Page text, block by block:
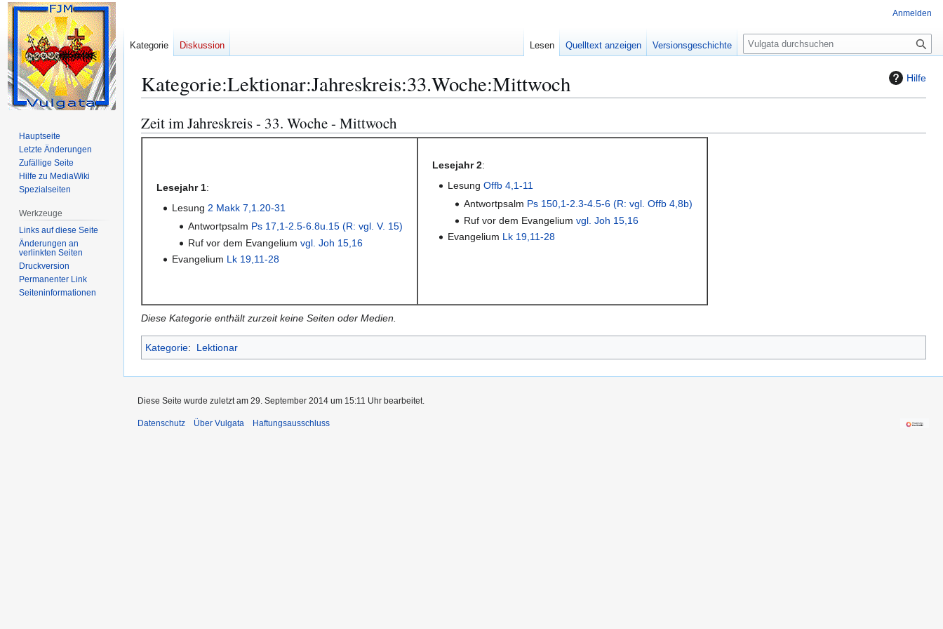
Hilfe
Kategorie:Lektionar:Jahreskreis:33.Woche:Mittwoch
Zur
Navigation
Zur
Suche
Zeit im Jahreskreis - 33. Woche - Mittwoch
Lesejahr 1:
Lesung2 Makk 7,1.20-31
Antwortpsalm Ps 17,1-2.5-6.8u.15 (R: vgl. V. 15)
Ruf vor dem Evangelium vgl. Joh 15,16
Evangelium Lk 19,11-28
Lesejahr 2:
LesungOffb 4,1-11
Antwortpsalm Ps 150,1-2.3-4.5-6 (R: vgl. Offb 4,8b)
Ruf vor dem Evangelium vgl. Joh 15,16
Evangelium Lk 19,11-28
Diese Kategorie enthält zurzeit keine Seiten oder Medien.
Kategorie: Lektionar
Anmelden
Kategorie Diskussion Lesen Quelltext anzeigen Versionsgeschichte
S
u
e
Hauptseite
Letzte Änderungen
Zufällige Seite
Hilfe zu MediaWiki
Spezialseiten
Werkzeuge
Links auf diese Seite
Änderungen an
verlinkten Seiten
Druckversion
Permanenter Link
Seiten­­informationen
Diese Seite wurde zuletzt am 29. September 2014 um 15:11 Uhr bearbeitet.
Datenschutz Über Vulgata Haftungsausschluss